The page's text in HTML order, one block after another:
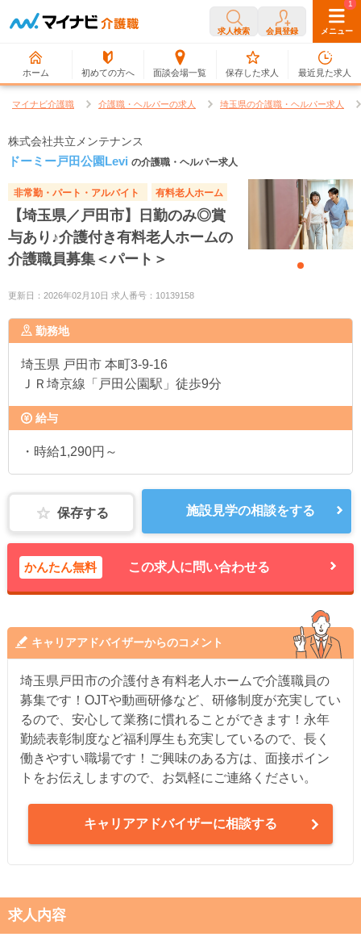
求人検索 会員登録 メニュー
ホーム 初めての方へ 面談会場一覧
0
保存した求人
1
最近見た求人
マイナビ介護職 介護職・ヘルパーの求人 埼玉県の介護職・ヘルパー求人
株式会社共立メンテナンス
ドーミー戸田公園Levi の介護職・ヘルパー求人
非常勤・パート・アルバイト 有料老人ホーム
【埼玉県／戸田市】日勤のみ◎賞
与あり♪介護付き有料老人ホームの
介護職員募集＜パート＞
更新日：2026年02月10日 求人番号：10139158
勤務地
埼玉県 戸田市 本町3-9-16
ＪＲ埼京線「戸田公園駅」徒歩9分
給与
・時給1,290円～
保存する 施設見学の相談をする
かんたん無料 この求人に問い合わせる
キャリアアドバイザーからのコメント
埼玉県戸田市の介護付き有料老人ホームで介護職員の
募集です！OJTや動画研修など、研修制度が充実してい
るので、安心して業務に慣れることができます！永年
勤続表彰制度など福利厚生も充実しているので、長く
働きやすい職場です！ご興味のある方は、面接ポイン
トをお伝えしますので、お気軽にご連絡ください。
キャリアアドバイザーに相談する
求人内容